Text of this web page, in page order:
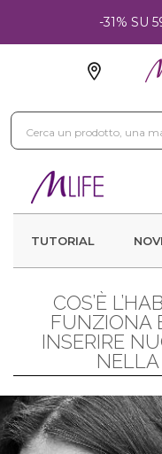
-31% SU
TUTORIAL
COS’È
FUNZIONA
INSERIRE